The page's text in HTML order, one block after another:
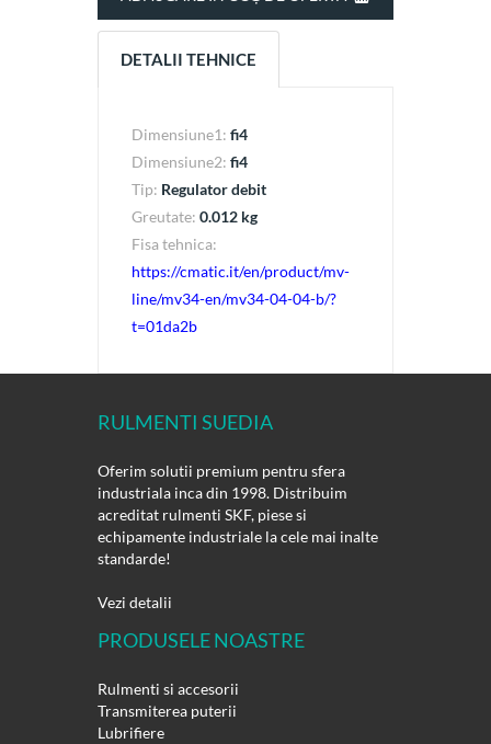
DETALII TEHNICE
Dimensiune1: fi4
Dimensiune2: fi4
Tip: Regulator debit
Greutate: 0.012 kg
Fisa tehnica:
https://cmatic.it/en/product/mv-
line/mv34-en/mv34-04-04-b/?
t=01da2b
RULMENTI SUEDIA
Oferim solutii premium pentru sfera
industriala inca din 1998. Distribuim
acreditat rulmenti SKF, piese si
echipamente industriale la cele mai inalte
standarde!
Vezi detalii
PRODUSELE NOASTRE
Rulmenti si accesorii
Transmiterea puterii
Lubrifiere